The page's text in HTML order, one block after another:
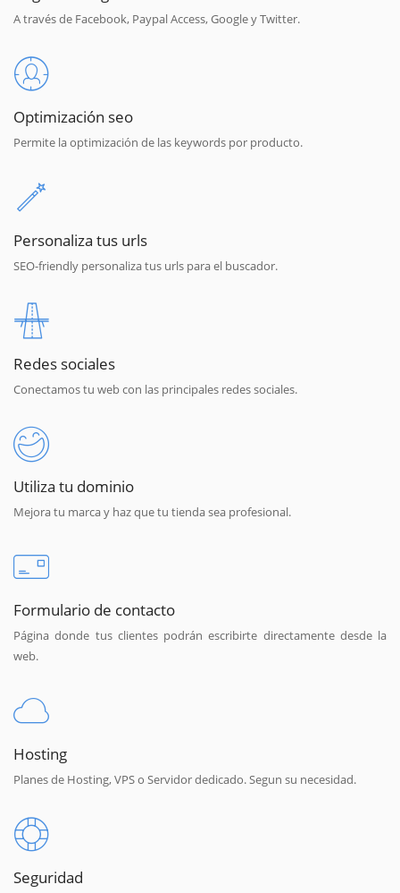
A través de Facebook, Paypal Access, Google y Twitter.
Optimización seo
Permite la optimización de las keywords por producto.
Personaliza tus urls
SEO-friendly personaliza tus urls para el buscador.
Redes sociales
Conectamos tu web con las principales redes sociales.
Utiliza tu dominio
Mejora tu marca y haz que tu tienda sea profesional.
Formulario de contacto
Página donde tus clientes podrán escribirte directamente desde la
web.
Hosting
Planes de Hosting, VPS o Servidor dedicado. Segun su necesidad.
Seguridad